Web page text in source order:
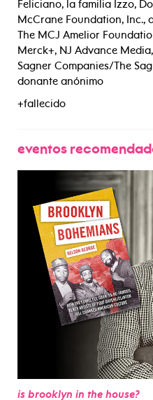
Feliciano, la familia Izzo,
McCrane Foundation, Inc.,
The MCJ Amelior
Merck+, NJ Advance
Sagner Companies/The
donante anónimo
+fallecido
eventos
is brooklyn in the house?